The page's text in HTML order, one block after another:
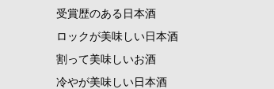
受賞歴のある日本酒
ロックが美味しい日本酒
割って美味しいお酒
冷やが美味しい日本酒